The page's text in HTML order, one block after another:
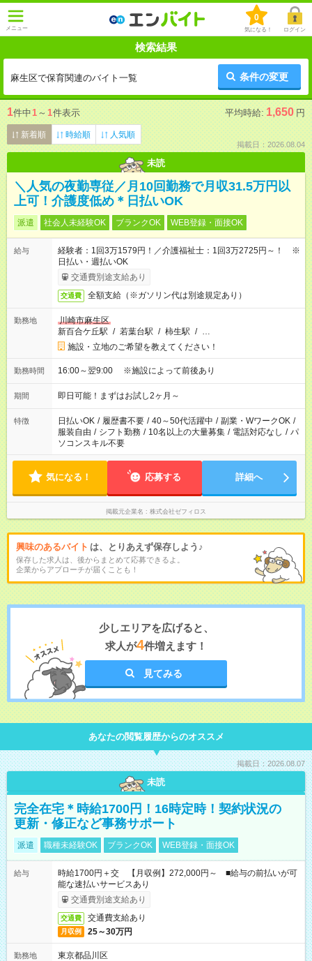
メニュー
0
気になる！ ログイン
検索結果
麻生区で保育関連のバイト一覧 条件の変更
1件中1 ～ 1件表示 平均時給: 1,650 円
新着順 時給順 人気順
掲載日：2026.08.04
未読
＼人気の夜勤専従／月10回勤務で月収31.5万円以
上可！介護度低め＊日払いOK
派遣 社会人未経験OK ブランクOK WEB登録・面接OK
給与
経験者：1回3万1579円！／介護福祉士：1回3万2725円～！ ※
日払い・週払いOK
交通費別途支給あり
交通費 全額支給（※ガソリン代は別途規定あり）
勤務地
川崎市麻生区
新百合ケ丘駅 / 若葉台駅 / 柿生駅 / …
施設・立地のご希望を教えてください！
勤務時間 16:00～翌9:00 ※施設によって前後あり
期間 即日可能！まずはお試し2ヶ月～
特徴 日払いOK / 履歴書不要 / 40～50代活躍中 / 副業・WワークOK /
服装自由 / シフト勤務 / 10名以上の大量募集 / 電話対応なし / パ
ソコンスキル不要
気になる！ 応募する 詳細へ
掲載元企業名 株式会社ゼフィロス
興味のあるバイト は、とりあえず保存しよう♪
保存した求人は、後からまとめて応募できるよ。
企業からアプローチが届くことも！
少しエリアを広げると、
求人が4件増えます！
見てみる
あなたの閲覧履歴からのオススメ
掲載日：2026.08.07
未読
完全在宅＊時給1700円！16時定時！契約状況の
更新・修正など事務サポート
派遣 職種未経験OK ブランクOK WEB登録・面接OK
給与
時給1700円＋交 【月収例】272,000円～ ■給与の前払いが可
能な速払いサービスあり
交通費別途支給あり
交通費 交通費支給あり
月収例 25～30万円
勤務地
東京都品川区